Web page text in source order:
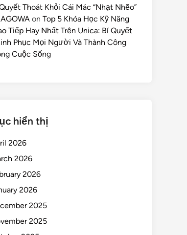
Thoát Khỏi Cái Mác “Nhạt Nhẽo”
on Top 5 Khóa Học Kỹ Năng
Tiếp Hay Nhất Trên Unica: Bí Quyết
Phục Mọi Người Và Thành Công
Cuộc Sống
hiển thị
2026
2026
2026
2026
2025
2025